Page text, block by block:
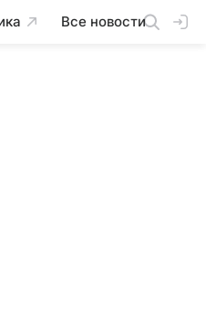
Все новости